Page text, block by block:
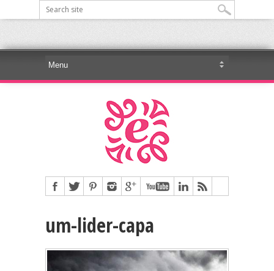
um-lider-capa